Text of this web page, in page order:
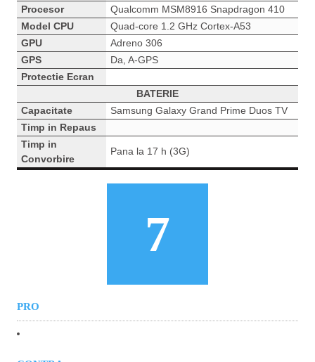
Procesor
Qualcomm MSM8916 Snapdragon 410
Model CPU
Quad-core 1.2 GHz Cortex-A53
GPU
Adreno 306
GPS
Da, A-GPS
Protectie Ecran
BATERIE
Capacitate
Samsung Galaxy Grand Prime Duos TV
Timp in Repaus
Timp in
Convorbire
Pana la 17 h (3G)
7
PRO